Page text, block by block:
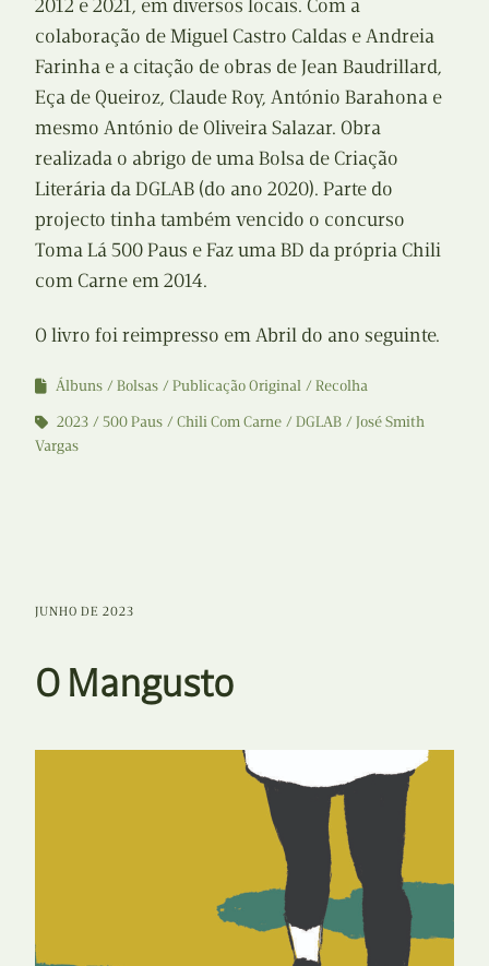
2012 e 2021, em diversos locais. Com a
colaboração de Miguel Castro Caldas e Andreia
Farinha e a citação de obras de Jean Baudrillard,
Eça de Queiroz, Claude Roy, António Barahona e
mesmo António de Oliveira Salazar. Obra
realizada o abrigo de uma Bolsa de Criação
Literária da DGLAB (do ano 2020). Parte do
projecto tinha também vencido o concurso
Toma Lá 500 Paus e Faz uma BD da própria Chili
com Carne em 2014.
O livro foi reimpresso em Abril do ano seguinte.
Álbuns Bolsas Publicação Original
Recolha
2023
500 Paus Chili Com Carne DGLAB
José Smith
Vargas
JUNHO DE 2023
O Mangusto